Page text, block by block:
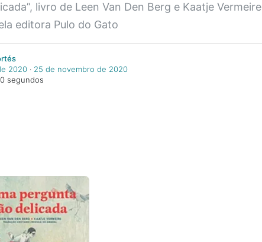
livro de Leen Van Den Berg e Kaatje Vermeire
editora Pulo do Gato
2020‧ 25 de novembro de 2020
segundos